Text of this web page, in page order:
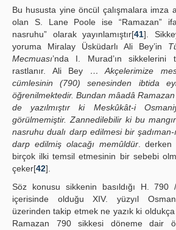
Bu hususta yine öncül çalışmalara imza
olan S. Lane Poole ise “Ramazan”
nasruhu” olarak yayınlamıştır[41].
yoruma Miralay Üsküdarlı Ali Bey’in
Mecmuası’nda I. Murad’ın sikkelerini
rastlanır. Ali Bey … Akçelerimize
cümlesinin (790) senesinden ibtida
öğrenilmektedir. Bundan mâadâ
de yazılmıştır ki Meskûkât-i
görülmemiştir. Zannedilebilir ki bu
nasruhu dualı darp edilmesi bir şadıman-
darp edilmiş olacağı memûldür. derken
birçok ilki temsil etmesinin bir sebebi
çeker[42].
Söz konusu sikkenin basıldığı H. 790
içerisinde olduğu XIV. yüzyıl
üzerinden takip etmek ne yazık ki
Ramazan 790 sikkesi döneme dair